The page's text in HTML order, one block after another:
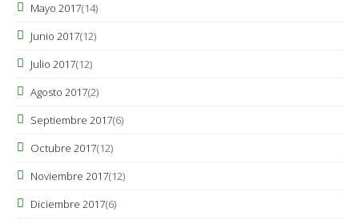
Mayo 2017(14)
Junio 2017(12)
Julio 2017(12)
Agosto 2017(2)
Septiembre 2017(6)
Octubre 2017(12)
Noviembre 2017(12)
Diciembre 2017(6)